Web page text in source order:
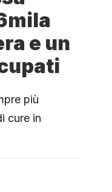
e un
più
cure in